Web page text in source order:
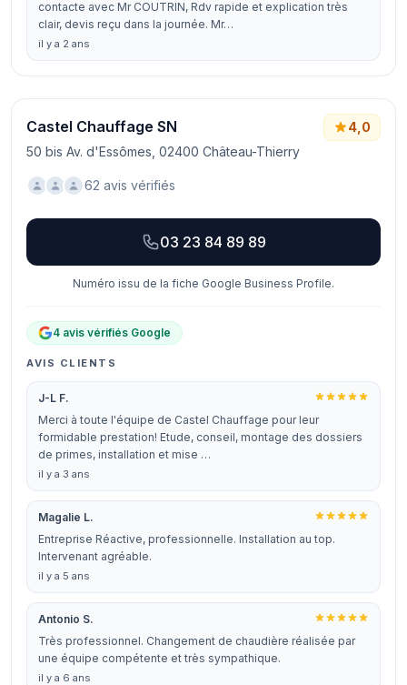
contacte avec Mr COUTRIN, Rdv rapide et explication très
clair, devis reçu dans la journée. Mr…
il y a 2 ans
Castel Chauffage SN
50 bis Av. d'Essômes, 02400 Château-Thierry
4,0
62 avis vérifiés
03 23 84 89 89
Numéro issu de la fiche Google Business Profile.
4 avis vérifiés Google
AVIS CLIENTS
J-L F.
Merci à toute l'équipe de Castel Chauffage pour leur
formidable prestation! Etude, conseil, montage des dossiers
de primes, installation et mise …
il y a 3 ans
Magalie L.
Entreprise Réactive, professionnelle. Installation au top.
Intervenant agréable.
il y a 5 ans
Antonio S.
Très professionnel. Changement de chaudière réalisée par
une équipe compétente et très sympathique.
il y a 6 ans